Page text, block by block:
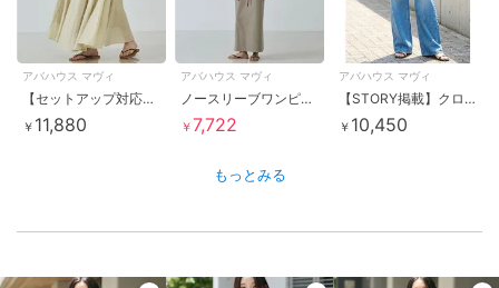
アバハウス マヴィ
【セットアップ対応】リネンライクシアーマキシスカート
￥ 11,880
アバハウス マヴィ
ノースリーブワンピース
￥7,722
アバハウス マヴィ
【STORY掲載】クロスウエストワイドデニム
￥ 10,450
もっとみる